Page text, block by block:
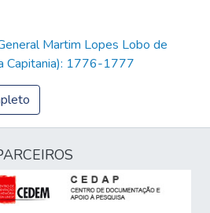
Martim Lopes Lobo de
Capitania): 1776-1777